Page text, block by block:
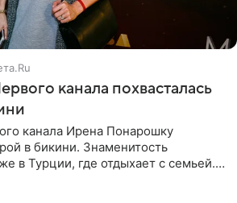
канала похвасталась
канала Ирена Понарошку
в бикини. Знаменитость
в Турции, где отдыхает с семьей.